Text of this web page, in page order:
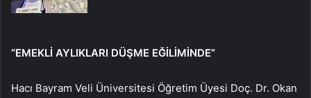
“EMEKLİ AYLIKLARI DÜŞME EĞİLİMİNDE”
Hacı Bayram Veli Üniversitesi Öğretim Üyesi Doç. Dr. Okan